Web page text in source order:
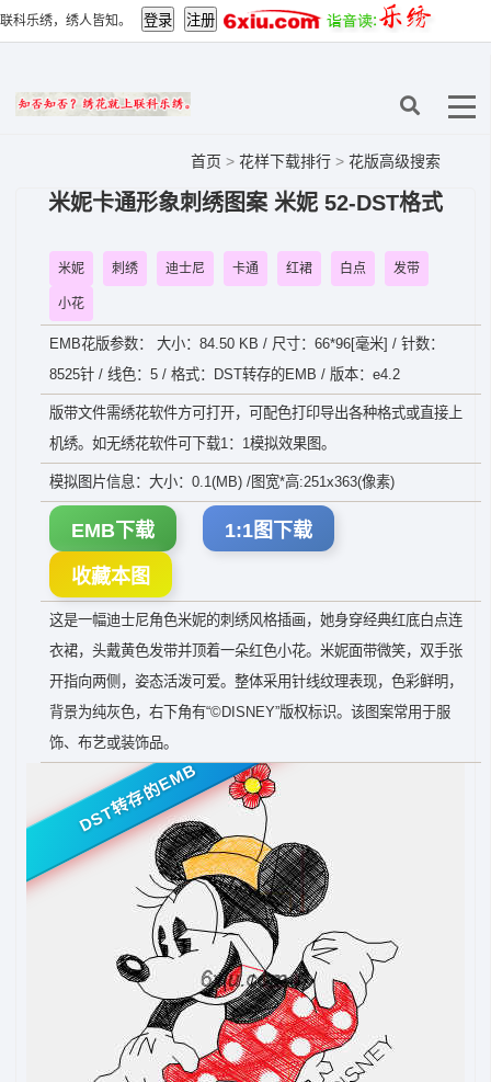
联科乐绣，绣人皆知。
首页 > 花样下载排行 > 花版高级搜索
米妮卡通形象刺绣图案 米妮 52-DST格式
米妮 刺绣 迪士尼 卡通 红裙 白点 发带
小花
EMB花版参数： 大小：84.50 KB / 尺寸：66*96[毫米] / 针数：
8525针 / 线色：5 / 格式：DST转存的EMB / 版本：e4.2
版带文件需绣花软件方可打开，可配色打印导出各种格式或直接上
机绣。如无绣花软件可下载1：1模拟效果图。
模拟图片信息：大小：0.1(MB) /图宽*高:251x363(像素)
EMB下载 1:1图下载
收藏本图
这是一幅迪士尼角色米妮的刺绣风格插画，她身穿经典红底白点连
衣裙，头戴黄色发带并顶着一朵红色小花。米妮面带微笑，双手张
开指向两侧，姿态活泼可爱。整体采用针线纹理表现，色彩鲜明，
背景为纯灰色，右下角有“©DISNEY”版权标识。该图案常用于服
饰、布艺或装饰品。
DST转存的EMB